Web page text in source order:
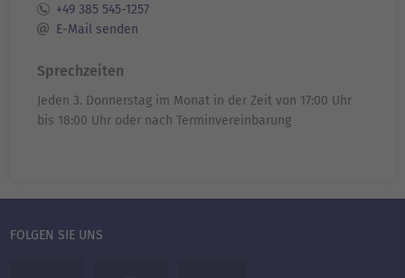
+49 385 545-1257
E-Mail senden
Sprechzeiten
Jeden 3. Donnerstag im Monat in der Zeit von 17:00 Uhr
bis 18:00 Uhr oder nach Terminvereinbarung
FOLGEN SIE UNS